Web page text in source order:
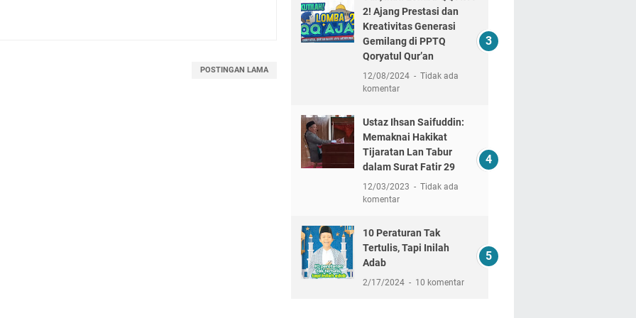
POSTINGAN LAMA
2! Ajang Prestasi dan
Kreativitas Generasi
Gemilang di PPTQ
Qoryatul Qur’an
12/08/2024
Tidak ada
komentar
Ustaz Ihsan Saifuddin:
Memaknai Hakikat
Tijaratan Lan Tabur
dalam Surat Fatir 29
12/03/2023
Tidak ada
komentar
10 Peraturan Tak
Tertulis, Tapi Inilah
Adab
2/17/2024 10 komentar